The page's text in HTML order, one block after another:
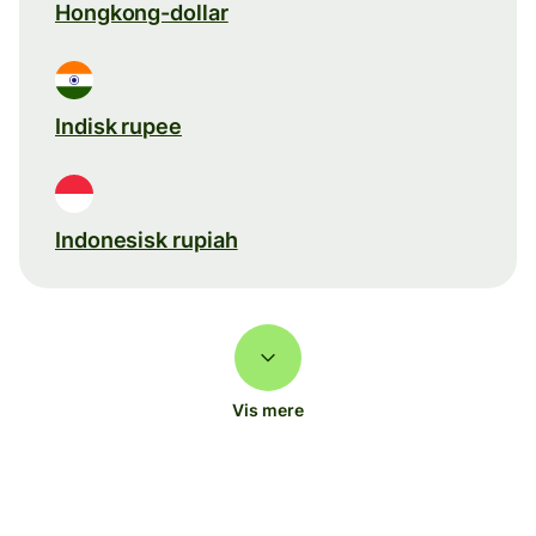
Hongkong-dollar
Indisk rupee
Indonesisk rupiah
Vis mere